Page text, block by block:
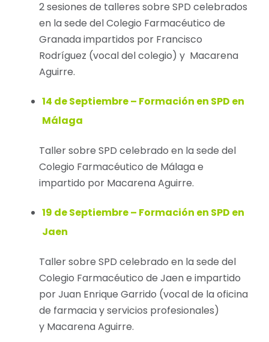
2 sesiones de talleres sobre SPD celebrados
en la sede del Colegio Farmacéutico de
Granada impartidos por Francisco
Rodríguez (vocal del colegio) y Macarena
Aguirre.
14 de Septiembre – Formación en SPD en
Málaga
Taller sobre SPD celebrado en la sede del
Colegio Farmacéutico de Málaga e
impartido por Macarena Aguirre.
19 de Septiembre – Formación en SPD en
Jaen
Taller sobre SPD celebrado en la sede del
Colegio Farmacéutico de Jaen e impartido
por Juan Enrique Garrido (vocal de la oficina
de farmacia y servicios profesionales)
y Macarena Aguirre.